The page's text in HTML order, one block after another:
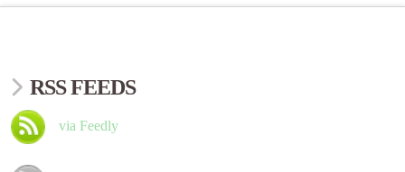
RSS FEEDS
via Feedly